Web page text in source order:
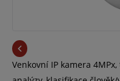
Venkovní IP kamera